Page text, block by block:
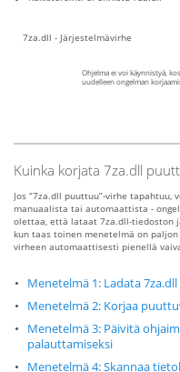
7za.dll - Järjestelmävirhe
Ohjelma ei voi käynnistyä,
uudelleen ongelman
Kuinka korjata 7za.dll
Jos “7za.dll puuttuu”-virhe
manuaalista tai automaattista -
olettaa, että lataat 7za.dll-tiedoston
kun taas toinen menetelmä on
virheen automaattisesti pienellä
Menetelmä 1: Ladata 7za.dll
Menetelmä 2: Korjaa
Menetelmä 3: Päivitä
palauttamiseksi
Menetelmä 4: Skannaa